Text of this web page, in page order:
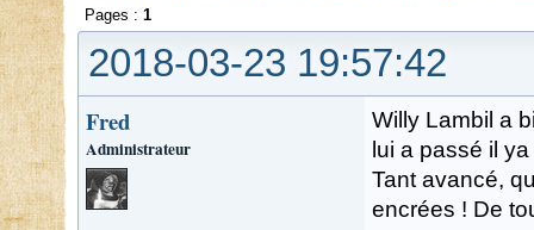
Pages : 1
2018-03-23 19:57:42
Fred
Administrateur
Willy Lambil a
lui a passé il
Tant avancé,
encrées ! De